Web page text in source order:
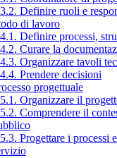
Definire ruoli e
di lavoro
Definire processi,
Curare la
Organizzare tavoli
Prendere decisioni
progettuale
Organizzare il
Comprendere il
Progettare i processi